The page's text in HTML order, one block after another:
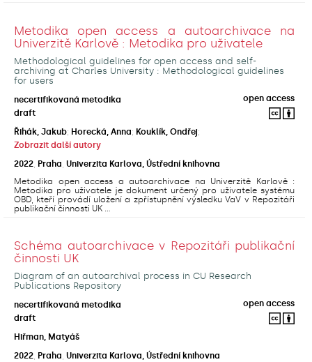
Metodika open access a autoarchivace na
Univerzitě Karlově : Metodika pro uživatele
Methodological guidelines for open access and self-
archiving at Charles University : Methodological guidelines
for users
necertifikovaná metodika
open access
draft
Řihák, Jakub; Horecká, Anna; Kouklík, Ondřej;
Zobrazit další autory
2022 Praha Univerzita Karlova, Ústřední knihovna
Metodika open access a autoarchivace na Univerzitě Karlově :
Metodika pro uživatele je dokument určený pro uživatele systému
OBD, kteří provádí uložení a zpřístupnění výsledku VaV v Repozitáři
publikační činnosti UK ...
Schéma autoarchivace v Repozitáři publikační
činnosti UK
Diagram of an autoarchival process in CU Research
Publications Repository
necertifikovaná metodika
open access
draft
Hiřman, Matyáš
2022 Praha Univerzita Karlova, Ústřední knihovna